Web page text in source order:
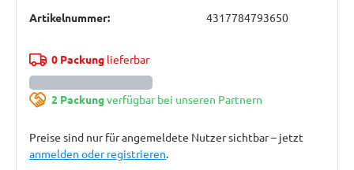
Artikelnummer: 4317784793650
0 Packunglieferbar
2 Packungverfügbar bei unseren Partnern
Preise sind nur für angemeldete Nutzer sichtbar – jetzt
anmelden oder registrieren.